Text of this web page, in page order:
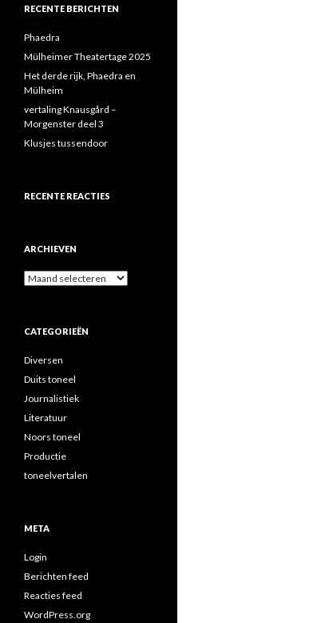
RECENTE BERICHTEN
Phaedra
Mülheimer Theatertage 2025
Het derde rijk, Phaedra en
Mülheim
vertaling Knausgård –
Morgenster deel 3
Klusjes tussendoor
RECENTE REACTIES
ARCHIEVEN
Archieven
CATEGORIEËN
Diversen
Duits toneel
Journalistiek
Literatuur
Noors toneel
Productie
toneelvertalen
META
Login
Berichten feed
Reacties feed
WordPress.org